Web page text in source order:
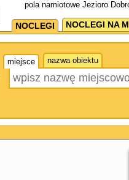
pola namiotowe Jezioro
NOCLEGI NOCLEGI NA
miejsce nazwa obiektu